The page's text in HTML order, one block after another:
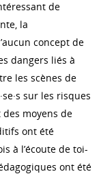
de
la
concept de
dangers liés à
les scènes de
sur les risques
moyens de
ont été
à l’écoute de toi-
ont été